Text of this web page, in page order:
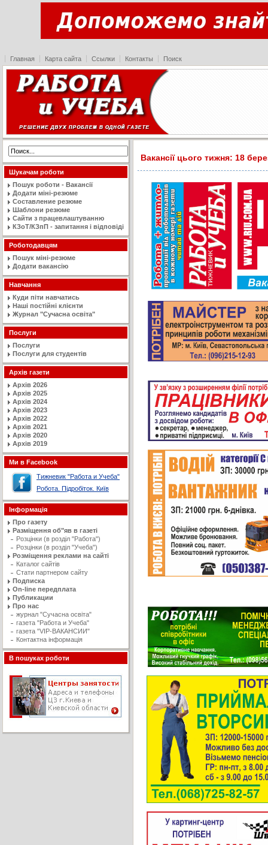
Главная Карта сайта Ссылки Контакты Поиск
Шукачам роботи
Пошук роботи - Вакансії
Додати міні-резюме
Составление резюме
Шаблони резюме
Сайти з працевлаштуванню
КЗоТ/КЗпП - запитання і відповіді
Роботодавцям
Пошук міні-резюме
Додати вакансію
Навчання
Куди піти навчатись
Наші постійні клієнти
Журнал "Сучасна освiта"
Послуги
Послуги
Послуги для студентів
Архів газети
Архів 2026
Архів 2025
Архів 2024
Архів 2023
Архів 2022
Архів 2021
Архів 2020
Архів 2019
Ми в Facebook
Тижневик "Работа и Учеба"
Робота. Підробіток. Київ
Інформація
Про газету
Разміщення об"яв в газеті
Розцінки (в розділ "Работа")
Розцінки (в розділ "Учеба")
Розміщення реклами на сайті
Каталог сайтів
Стати партнером сайту
Подписка
On-line передплата
Публикации
Про нас
журнал "Сучасна освiта"
газета "Работа и Учеба"
газета "VIP-ВАКАНСИИ"
Контактна інформація
В пошуках роботи
Вакансії цього тижня: 18